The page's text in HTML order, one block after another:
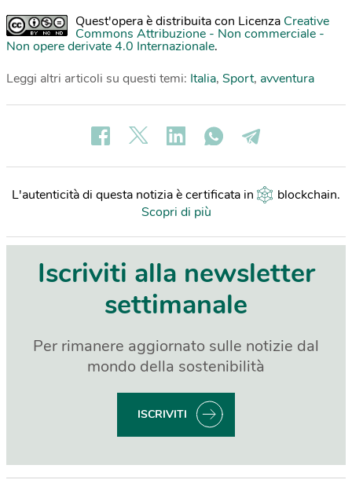
Quest'opera è distribuita con Licenza Creative
Commons Attribuzione - Non commerciale -
Non opere derivate 4.0 Internazionale.
Leggi altri articoli su questi temi: Italia, Sport, avventura
L'autenticità di questa notizia è certificata in blockchain.
Scopri di più
Iscriviti alla newsletter
settimanale
Per rimanere aggiornato sulle notizie dal
mondo della sostenibilità
ISCRIVITI